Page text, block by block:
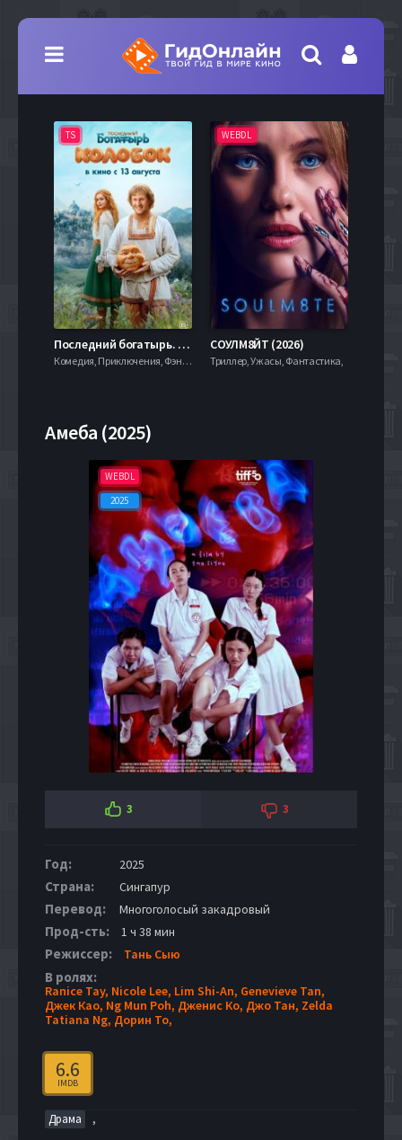
TS
Последний богатырь. Колобок (2026)
Комедия, Приключения, Фэнтези,
WEBDL
СОУЛМ8ЙТ (2026)
Триллер, Ужасы, Фантастика,
Амеба (2025)
WEBDL
2025
3 3
Год: 2025
Страна: Сингапур
Перевод: Многоголосый закадровый
Прод-сть: 1 ч 38 мин
Режиссер: Тань Сыю
В ролях:
Ranice Tay, Nicole Lee, Lim Shi-An, Genevieve Tan,
Джек Као, Ng Mun Poh, Дженис Ко, Джо Тан, Zelda
Tatiana Ng, Дорин То,
6.6
IMDB
Драма ,